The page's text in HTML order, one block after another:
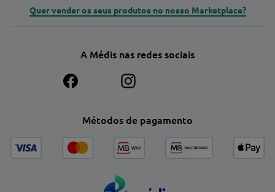
Quer vender os seus produtos no nosso Marketplace?
A Médis nas redes sociais
Métodos de pagamento